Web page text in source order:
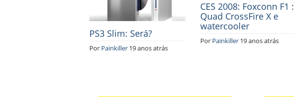
PS3 Slim: Será?
Por Painkiller 19 anos atrás
CES 2008: Foxconn F1 :
Quad CrossFire X e
watercooler
Por Painkiller 19 anos atrás